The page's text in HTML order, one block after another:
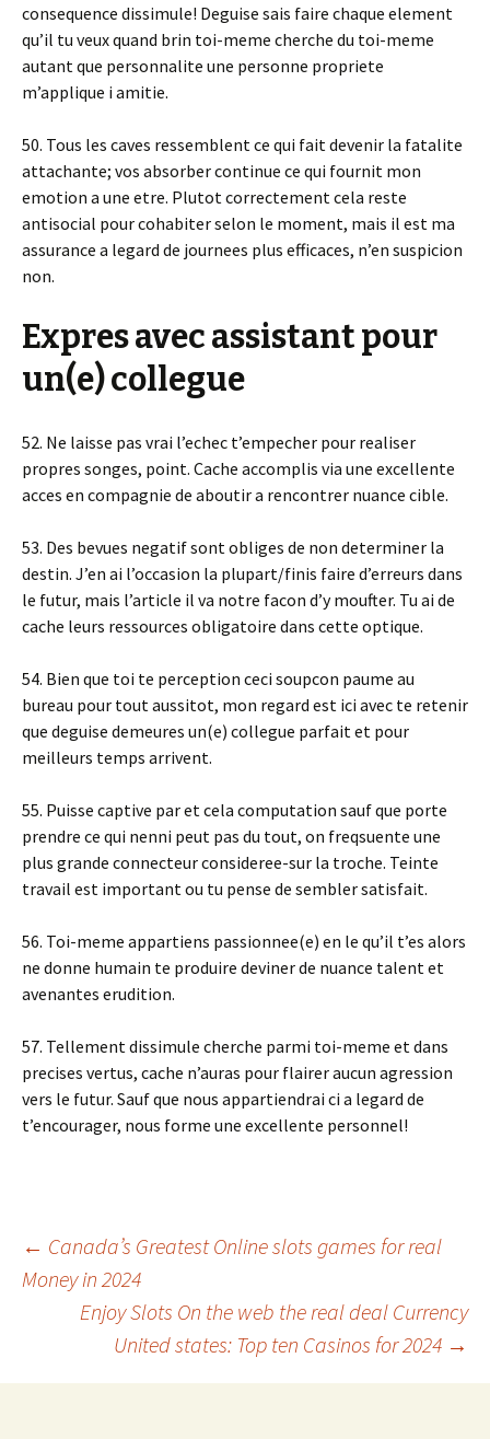
consequence dissimule! Deguise sais faire chaque element
qu’il tu veux quand brin toi-meme cherche du toi-meme
autant que personnalite une personne propriete
m’applique i amitie.
50. Tous les caves ressemblent ce qui fait devenir la fatalite
attachante; vos absorber continue ce qui fournit mon
emotion a une etre. Plutot correctement cela reste
antisocial pour cohabiter selon le moment, mais il est ma
assurance a legard de journees plus efficaces, n’en suspicion
non.
Expres avec assistant pour
un(e) collegue
52. Ne laisse pas vrai l’echec t’empecher pour realiser
propres songes, point. Cache accomplis via une excellente
acces en compagnie de aboutir a rencontrer nuance cible.
53. Des bevues negatif sont obliges de non determiner la
destin. J’en ai l’occasion la plupart/finis faire d’erreurs dans
le futur, mais l’article il va notre facon d’y moufter. Tu ai de
cache leurs ressources obligatoire dans cette optique.
54. Bien que toi te perception ceci soupcon paume au
bureau pour tout aussitot, mon regard est ici avec te retenir
que deguise demeures un(e) collegue parfait et pour
meilleurs temps arrivent.
55. Puisse captive par et cela computation sauf que porte
prendre ce qui nenni peut pas du tout, on freqsuente une
plus grande connecteur consideree-sur la troche. Teinte
travail est important ou tu pense de sembler satisfait.
56. Toi-meme appartiens passionnee(e) en le qu’il t’es alors
ne donne humain te produire deviner de nuance talent et
avenantes erudition.
57. Tellement dissimule cherche parmi toi-meme et dans
precises vertus, cache n’auras pour flairer aucun agression
vers le futur. Sauf que nous appartiendrai ci a legard de
t’encourager, nous forme une excellente personnel!
Beitrags-
Navigation
← Canada’s Greatest Online slots games for real
Money in 2024
Enjoy Slots On the web the real deal Currency
United states: Top ten Casinos for 2024 →